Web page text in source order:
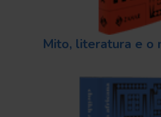
Mito, literatura e o